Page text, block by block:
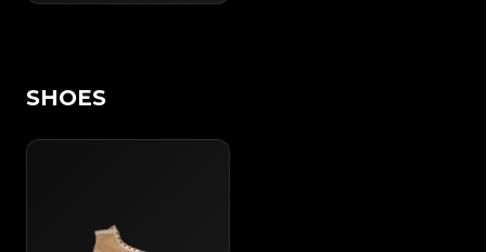
SHOES